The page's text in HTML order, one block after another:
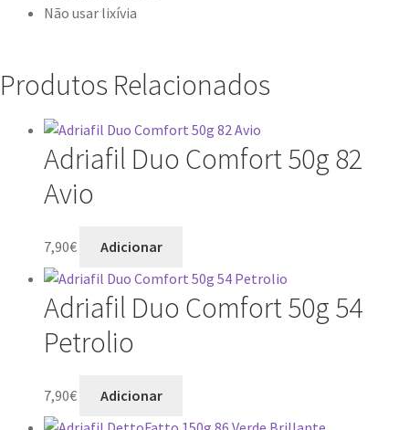
Não usar lixívia
Produtos Relacionados
Adriafil Duo Comfort 50g 82
Avio
7,90€ Adicionar
Adriafil Duo Comfort 50g 54
Petrolio
7,90€ Adicionar